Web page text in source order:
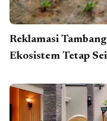
Reklamasi
Ekosistem Tetap